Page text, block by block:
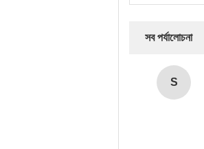
সব পর্যালোচনা
S